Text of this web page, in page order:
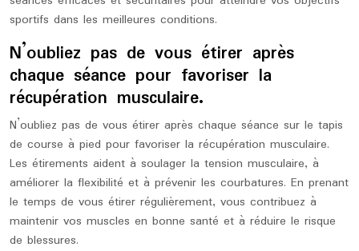
sportifs dans les meilleures conditions.
N’oubliez pas de vous étirer après
chaque séance pour favoriser la
récupération musculaire.
N’oubliez pas de vous étirer après chaque séance sur le tapis
de course à pied pour favoriser la récupération musculaire.
Les étirements aident à soulager la tension musculaire, à
améliorer la flexibilité et à prévenir les courbatures. En prenant
le temps de vous étirer régulièrement, vous contribuez à
maintenir vos muscles en bonne santé et à réduire le risque
de blessures.